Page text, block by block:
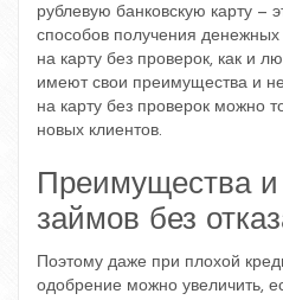
рублевую банковскую карту —
способов получения
на карту без проверок, как и
имеют свои преимущества и
на карту без проверок можно
новых клиентов.
Преимущества и
займов без
Поэтому даже при плохой
одобрение можно увеличить,